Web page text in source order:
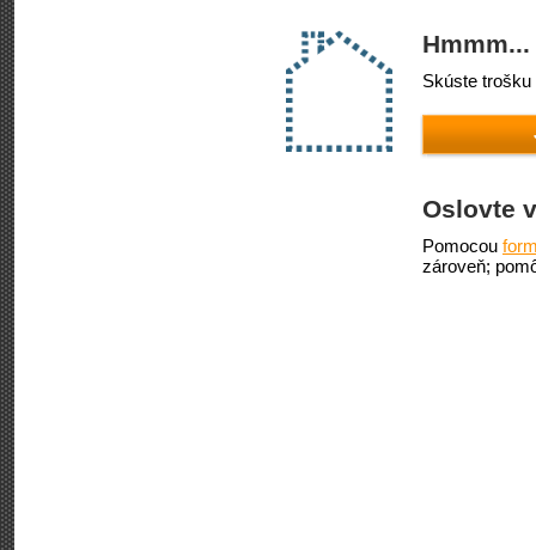
Skúste
Oslovte
Pomocou
zároveň;